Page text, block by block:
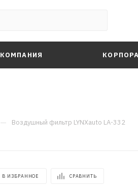
КОМПАНИЯ
— Воздушный фильтр LYNXauto LA-332
В ИЗБРАННОЕ СРАВНИТЬ